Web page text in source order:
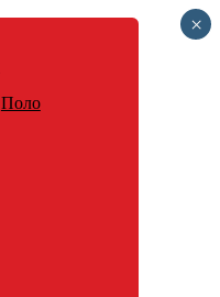
Поло
×